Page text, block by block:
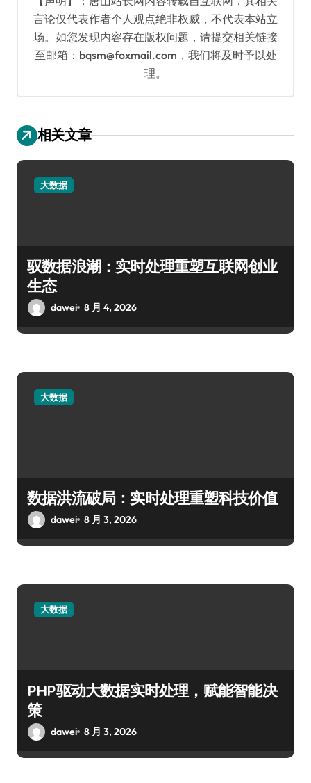
言论仅代表作者个人观点绝非权威，不代表本站立
场。如您发现内容存在版权问题，请提交相关链接
至邮箱：bqsm@foxmail.com，我们将及时予以处
理。
相关文章
大数据
驭数据浪潮：实时处理重塑互联网创业
生态
dawei 8 月 4, 2026
大数据
数据洪流破局：实时处理重塑科技价值
dawei 8 月 3, 2026
大数据
PHP驱动大数据实时处理，赋能智能决
策
dawei 8 月 3, 2026